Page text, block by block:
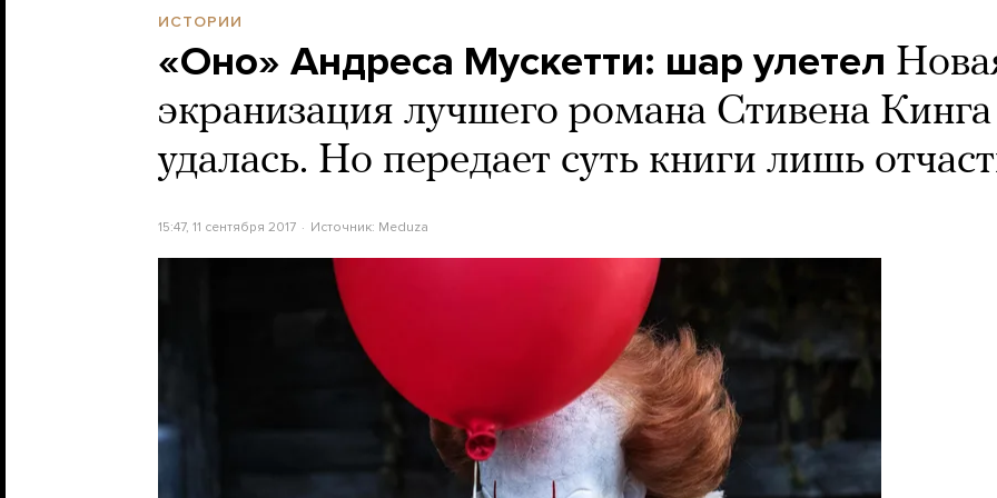
ИСТОРИИ
«Оно» Андреса Мускетти: шар улетел
экранизация лучшего романа Стивена Кинга
удалась. Но передает суть книги лишь
15:47, 11 сентября 2017 Источник: Meduza